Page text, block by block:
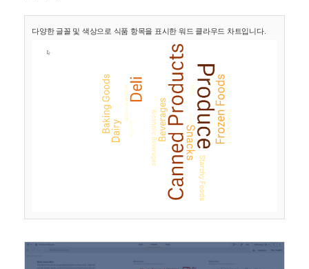
다양한 글꼴 및 색상으로 식품 항목을 표시한 워드 클라우드 차트입니다.